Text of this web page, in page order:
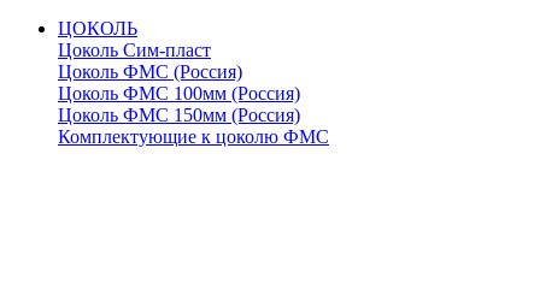
ЦОКОЛЬ
Цоколь Сим-пласт
Цоколь ФМС (Россия)
Цоколь ФМС 100мм (Россия)
Цоколь ФМС 150мм (Россия)
Комплектующие к цоколю ФМС